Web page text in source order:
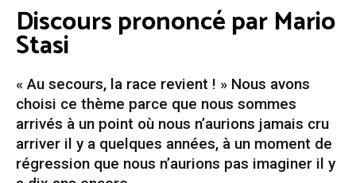
Discours prononcé par Mario
Stasi
« Au secours, la race revient ! » Nous avons
choisi ce thème parce que nous sommes
arrivés à un point où nous n’aurions jamais cru
arriver il y a quelques années, à un moment de
régression que nous n’aurions pas imaginer il y